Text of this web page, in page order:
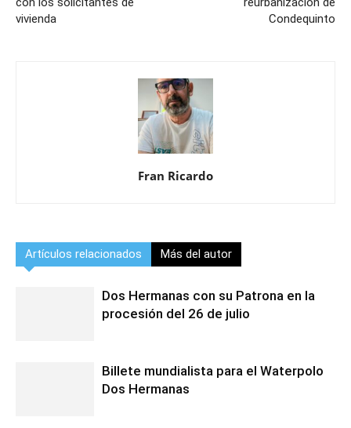
vivienda
Condequinto
Fran Ricardo
Artículos relacionados Más del autor
Dos Hermanas con su Patrona en la
procesión del 26 de julio
Billete mundialista para el Waterpolo
Dos Hermanas